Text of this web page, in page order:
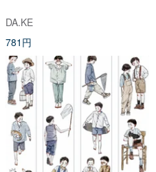
DA.KE
781円